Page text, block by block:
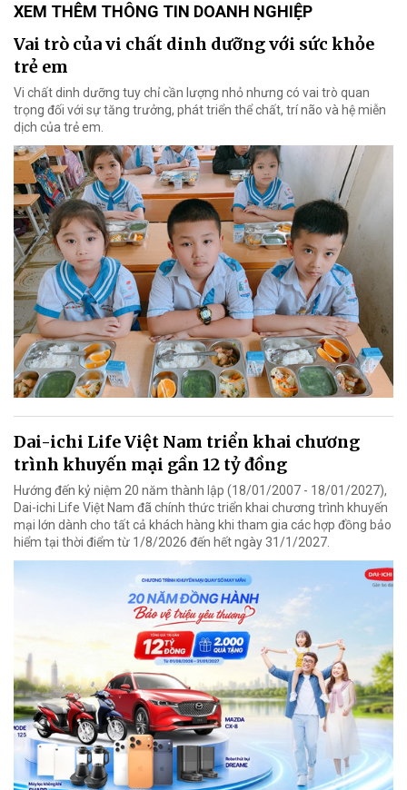
XEM THÊM THÔNG TIN DOANH NGHIỆP
Vai trò của vi chất dinh dưỡng với sức khỏe
trẻ em
Vi chất dinh dưỡng tuy chỉ cần lượng nhỏ nhưng có vai trò quan
trọng đối với sự tăng trưởng, phát triển thể chất, trí não và hệ miễn
dịch của trẻ em.
Dai-ichi Life Việt Nam triển khai chương
trình khuyến mại gần 12 tỷ đồng
Hướng đến kỷ niệm 20 năm thành lập (18/01/2007 - 18/01/2027),
Dai-ichi Life Việt Nam đã chính thức triển khai chương trình khuyến
mại lớn dành cho tất cả khách hàng khi tham gia các hợp đồng bảo
hiểm tại thời điểm từ 1/8/2026 đến hết ngày 31/1/2027.